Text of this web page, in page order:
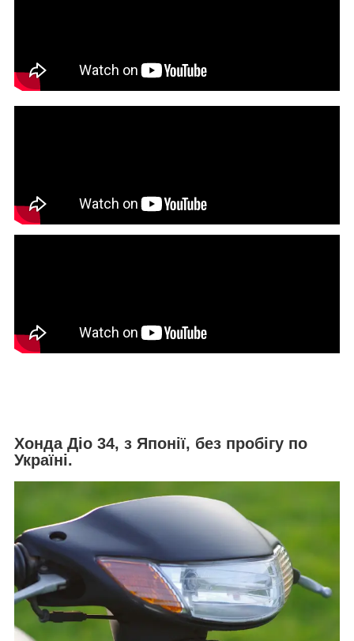
Хонда Діо 34, з Японії, без пробігу по
Україні.